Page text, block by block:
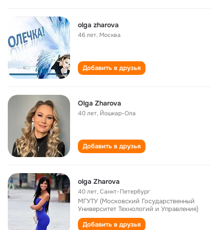
olga zharova
46 лет, Москва
Добавить в друзья
Olga Zharova
40 лет, Йошкар-Ола
Добавить в друзья
olga Zharova
40 лет,Санкт-Петербург
МГУТУ (Московский Государственный
Университет Технологий и Управления)
Добавить в друзья